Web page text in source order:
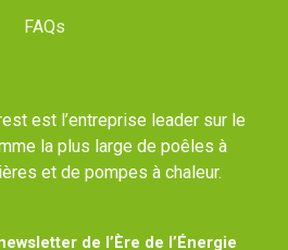
FAQs
est l’entreprise leader sur le
la plus large de poêles à
et de pompes à chaleur.
de l’Ère de l’Énergie